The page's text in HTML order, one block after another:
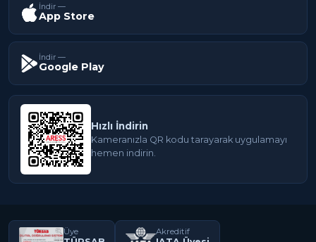
İndir —
App Store
İndir —
Google Play
Hızlı İndirin
Kameranızla QR kodu tarayarak uygulamayı
hemen indirin.
Üye Akreditif